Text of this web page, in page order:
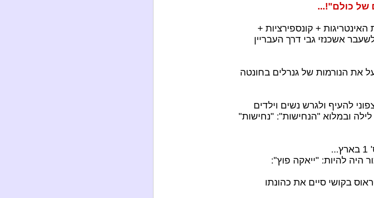
של כולם"!...
+ קונספירציות +
אשכנזי גבי דרך העבריין
את הנורמות של גנרלים בחונטה
להעיף ולגרש נשים וילדים
ובמלוא "הנחישות": "נחישות"
היה להיות: "ייאקה פוץ":
בקושי סיים את כהונתו